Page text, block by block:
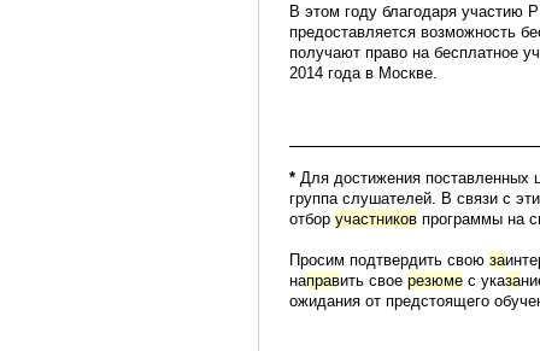
В этом году благодаря участию
предоставляется возможность
получают право на бесплатное
2014 года в Москве.
* Для достижения поставленных
группа слушателей. В связи с
отбор участников программы на
Просим подтвердить свою за
направить свое резюме с указа
ожидания от предстоящего